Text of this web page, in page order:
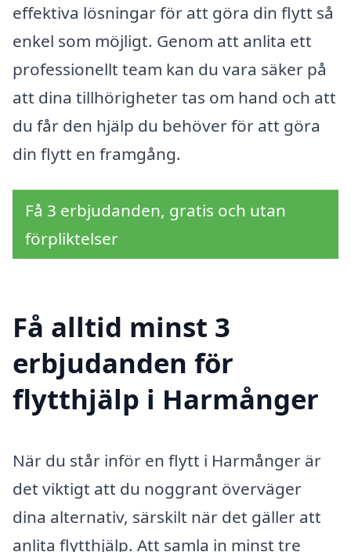
effektiva lösningar för att göra din flytt så
enkel som möjligt. Genom att anlita ett
professionellt team kan du vara säker på
att dina tillhörigheter tas om hand och att
du får den hjälp du behöver för att göra
din flytt en framgång.
Få 3 erbjudanden, gratis och utan
förpliktelser
Få alltid minst 3
erbjudanden för
flytthjälp i Harmånger
När du står inför en flytt i Harmånger är
det viktigt att du noggrant överväger
dina alternativ, särskilt när det gäller att
anlita flytthjälp. Att samla in minst tre